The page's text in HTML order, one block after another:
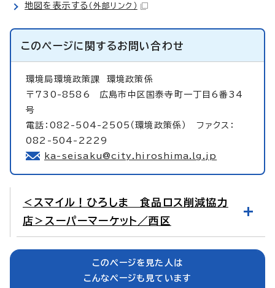
地図を表示する （外部リンク）
このページに関するお問い合わせ
環境局環境政策課 環境政策係
〒730-8586 広島市中区国泰寺町一丁目6番34
号
電話：082-504-2505（環境政策係） ファクス：
082-504-2229
ka-seisaku@city.hiroshima.lg.jp
＜スマイル！ひろしま 食品ロス削減協力
店＞スーパーマーケット／西区
このページを見た人は
こんなページも見ています